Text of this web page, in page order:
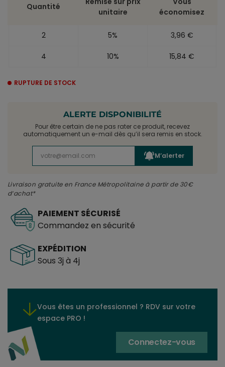
Quantité
unitaire
économisez
2 5% 3,96 €
4 10% 15,84 €
RUPTURE DE STOCK
ALERTE DISPONIBILITÉ
Pour être certain de ne pas rater ce produit, recevez
automatiquement un e-mail dès qu’il sera remis en stock.
M’alerter
Livraison gratuite en France Métropolitaine à partir de 30€
d’achat*
PAIEMENT SÉCURISÉ
Commandez en sécurité
EXPÉDITION
Sous 3j à 4j
Vous êtes un professionnel ? RDV sur votre
espace PRO !
Connectez-vous